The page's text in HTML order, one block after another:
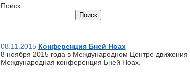
Поиск:
08.11.2015 Конференция Бней Ноах
8 ноября 2015 года в Международном Центре движения
Международная конференция Бней Ноах.